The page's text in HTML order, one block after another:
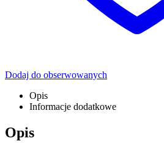
Dodaj do obserwowanych
Opis
Informacje dodatkowe
Opis